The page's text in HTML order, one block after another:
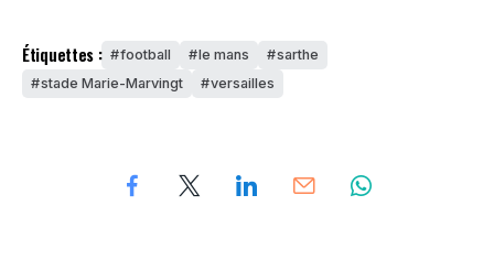
Étiquettes : football le mans
sarthe
stade Marie-Marvingt
versailles